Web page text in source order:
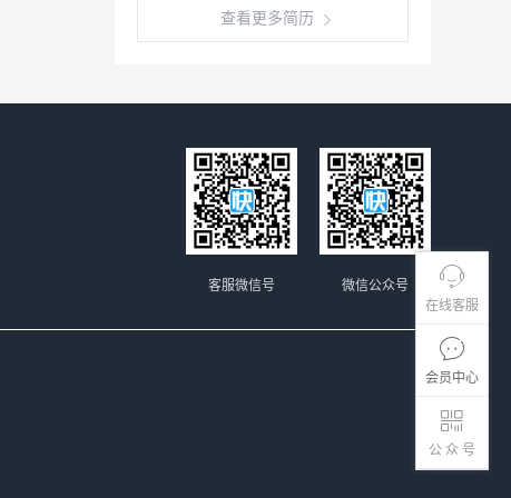
在线客服
会员中心
公 众 号
查看更多简历
微信公众号
客服微信号